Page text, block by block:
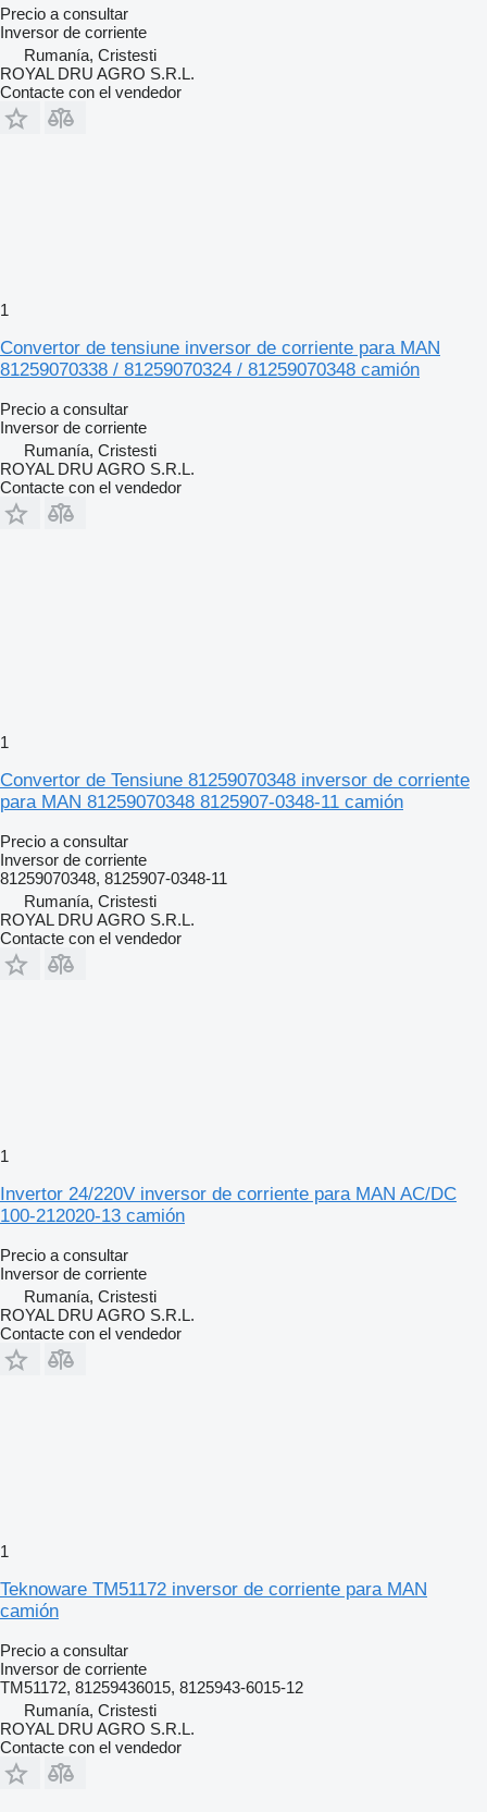
Precio a consultar
Inversor de corriente
Rumanía, Cristesti
ROYAL DRU AGRO S.R.L.
Contacte con el vendedor
1
Convertor de tensiune inversor de corriente para MAN
81259070338 / 81259070324 / 81259070348 camión
Precio a consultar
Inversor de corriente
Rumanía, Cristesti
ROYAL DRU AGRO S.R.L.
Contacte con el vendedor
1
Convertor de Tensiune 81259070348 inversor de corriente
para MAN 81259070348 8125907-0348-11 camión
Precio a consultar
Inversor de corriente
81259070348, 8125907-0348-11
Rumanía, Cristesti
ROYAL DRU AGRO S.R.L.
Contacte con el vendedor
1
Invertor 24/220V inversor de corriente para MAN AC/DC
100-212020-13 camión
Precio a consultar
Inversor de corriente
Rumanía, Cristesti
ROYAL DRU AGRO S.R.L.
Contacte con el vendedor
1
Teknoware TM51172 inversor de corriente para MAN
camión
Precio a consultar
Inversor de corriente
TM51172, 81259436015, 8125943-6015-12
Rumanía, Cristesti
ROYAL DRU AGRO S.R.L.
Contacte con el vendedor